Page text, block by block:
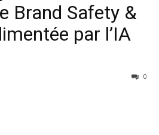
Brand Safety &
par l’IA
0